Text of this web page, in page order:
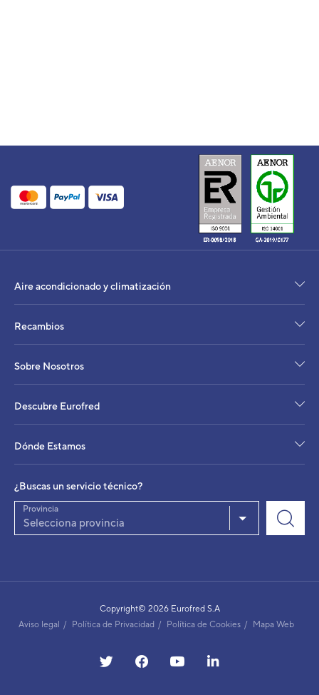
Aire acondicionado y climatización
Recambios
Sobre Nosotros
Descubre Eurofred
Dónde Estamos
¿Buscas un servicio técnico?
Selecciona provincia
Provincia
Copyright© 2026 Eurofred S.A
Aviso legal
Política de Privacidad Política de Cookies Mapa Web